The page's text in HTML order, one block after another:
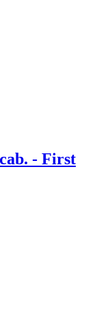
- First